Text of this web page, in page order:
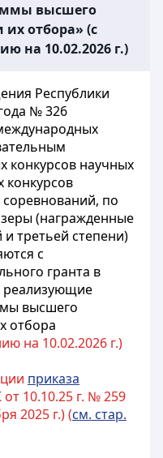
высшего
отбора» (с
на 10.02.2026 г.)
Республики
№ 326
конкурсов научных
конкурсов
по
(награжденные
третьей степени)
с
гранта в
реализующие
высшего
отбора
на 10.02.2026 г.)
приказа
10.10.25 г. № 259
2025 г.) (см. стар.